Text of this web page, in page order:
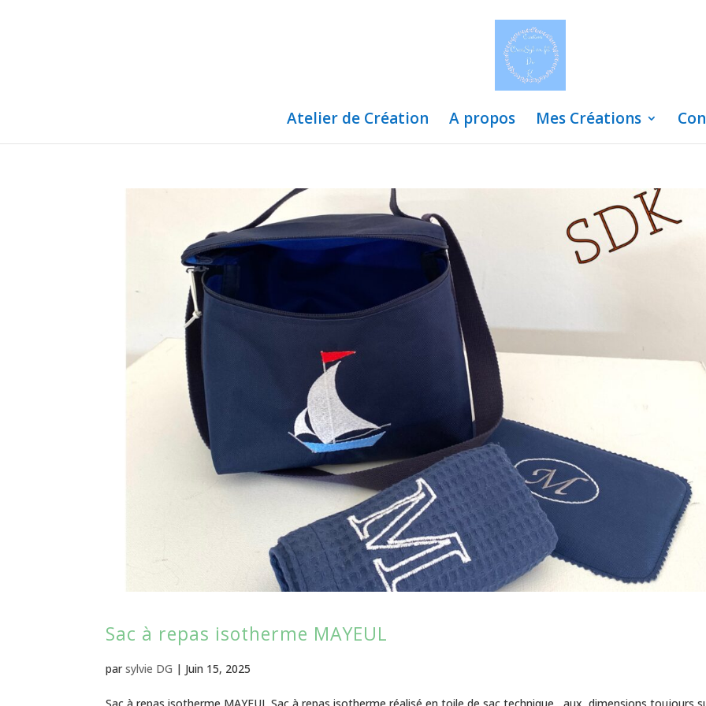
Atelier de Création A propos Mes Créations
Sac à repas isotherme MAYEUL
parsylvie DG | Juin 15, 2025
Sac à repas isotherme MAYEUL Sac à repas isotherme réalisé en toile de sac technique ,aux dimensions toujours